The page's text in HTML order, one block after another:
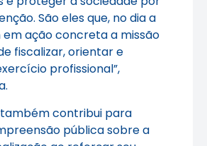
São eles que, no dia a
em ação concreta a missão
fiscalizar, orientar e
profissional”,
contribui para
pública sobre a